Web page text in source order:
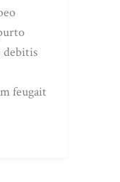
debitis
feugait